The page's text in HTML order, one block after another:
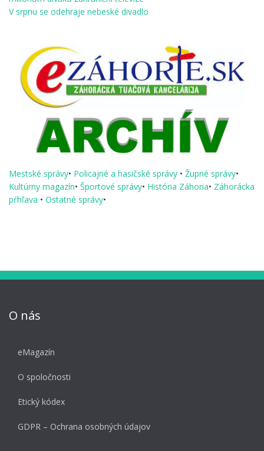
V srpnu se odehraje nebeské divadlo
Mestské správy• Policajné a hasičské správy • Župné správy•
Kultúrny magazín• Športové správy• História Záhoria• Záhorácka
pŕhľava • Ostatné správy•
O nás
eMagazín
O spoločnosti
Etický kódex
GDPR – Ochrana osobných údajov